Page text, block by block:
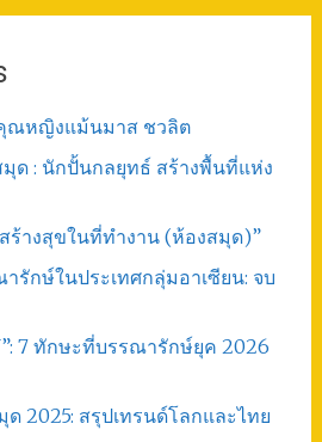
ณหญิงแม้นมาส ชวลิต
ด : นักปั้นกลยุทธ์ สร้างพื้นที่แห่ง
ร้างสุขในที่ทำงาน (ห้องสมุด)”
ารักษ์ในประเทศกลุ่มอาเซียน: จบ
7 ทักษะที่บรรณารักษ์ยุค 2026
ด 2025: สรุปเทรนด์โลกและไทย